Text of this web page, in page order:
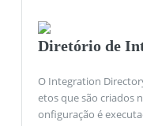
Diretório de
O Integration
etos que são criados
onfiguração é